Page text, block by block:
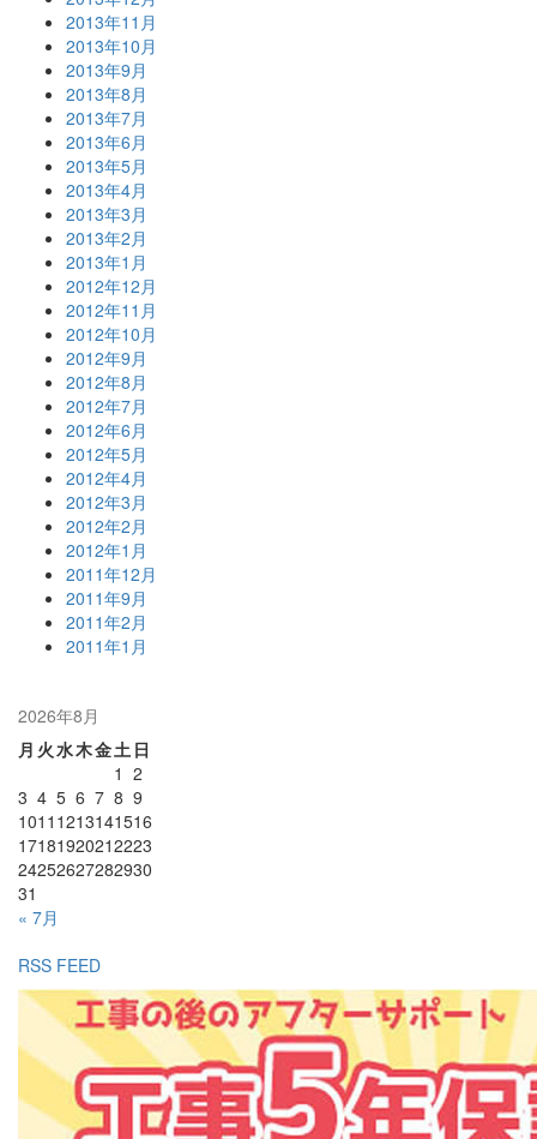
2013年11月
2013年10月
2013年9月
2013年8月
2013年7月
2013年6月
2013年5月
2013年4月
2013年3月
2013年2月
2013年1月
2012年12月
2012年11月
2012年10月
2012年9月
2012年8月
2012年7月
2012年6月
2012年5月
2012年4月
2012年3月
2012年2月
2012年1月
2011年12月
2011年9月
2011年2月
2011年1月
2026年8月
月 火水木金土 日
1 2
3 4 5 6 7 8 9
1011 1213141516
17181920212223
24252627282930
31
« 7月
RSS FEED